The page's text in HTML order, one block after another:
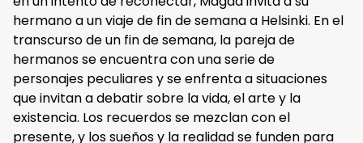
hermano a un viaje de fin de semana a Helsinki. En el
transcurso de un fin de semana, la pareja de
hermanos se encuentra con una serie de
personajes peculiares y se enfrenta a situaciones
que invitan a debatir sobre la vida, el arte y la
existencia. Los recuerdos se mezclan con el
presente, y los sueños y la realidad se funden para